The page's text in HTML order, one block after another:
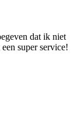
dat ik niet
super service!